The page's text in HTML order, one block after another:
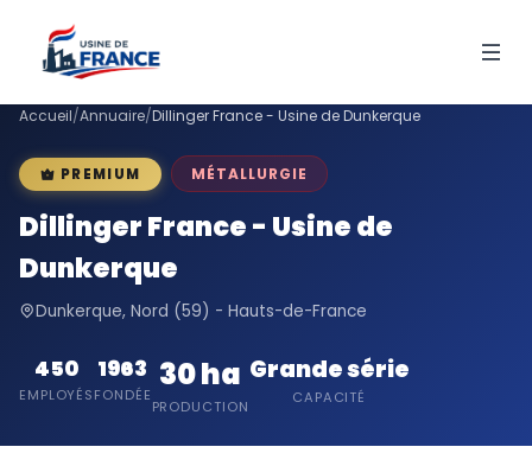
Accueil/Annuaire/Dillinger France - Usine de Dunkerque
PREMIUM MÉTALLURGIE
Dillinger France - Usine de
Dunkerque
Dunkerque, Nord (59) - Hauts-de-France
450
EMPLOYÉS
1963
FONDÉE
30 ha
PRODUCTION
Grande série
CAPACITÉ